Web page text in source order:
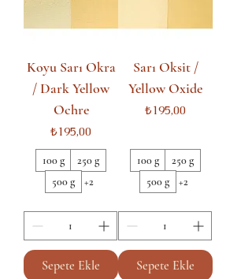
Koyu Sarı Okra
/ Dark Yellow
Ochre
Fiyat
₺195,00
100 g
250 g
500 g
+2
Sepete Ekle
Sarı Oksit /
Yellow Oxide
Fiyat
₺195,00
100 g
250 g
500 g
+2
Sepete Ekle